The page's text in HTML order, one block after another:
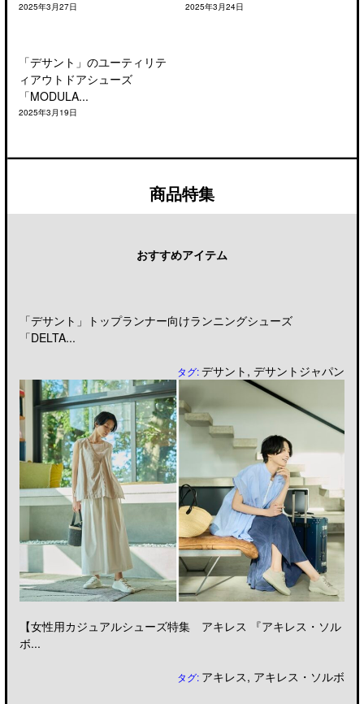
2025年3月27日 2025年3月24日
「デサント」のユーティリテ
ィアウトドアシューズ
「MODULA...
2025年3月19日
商品特集
おすすめアイテム
「デサント」トップランナー向けランニングシューズ
「DELTA...
タグ:デサント ,デサントジャパン
【女性用カジュアルシューズ特集 アキレス 『アキレス・ソル
ボ...
タグ: アキレス, アキレス・ソルボ